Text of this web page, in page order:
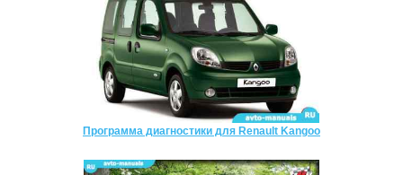
Программа диагностики для Renault Kangoo